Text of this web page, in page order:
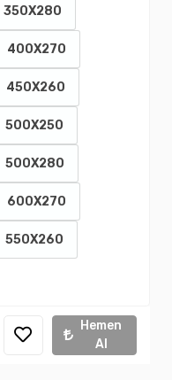
350X280
400X270
450X260
500X250
500X280
600X270
550X260
Hemen
Al